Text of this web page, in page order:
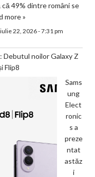
49% dintre români se
more »
iulie 22, 2026 - 7:31 pm
Debutul noilor Galaxy Z
Flip8
Sams
ung
Elect
ronic
s a
preze
ntat
astăz
i